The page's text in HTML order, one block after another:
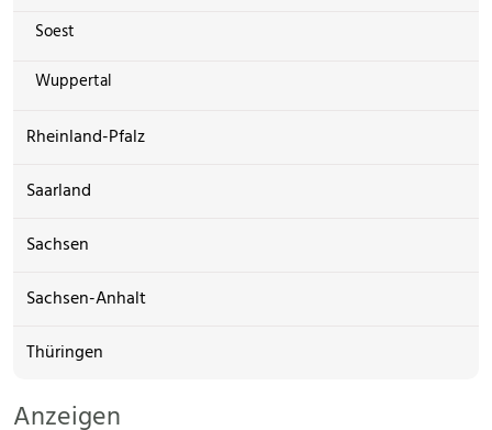
Soest
Wuppertal
Rheinland-Pfalz
Saarland
Sachsen
Sachsen-Anhalt
Thüringen
Anzeigen